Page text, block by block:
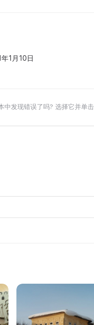
1月10日
中发现错误了吗? 选择它并单击